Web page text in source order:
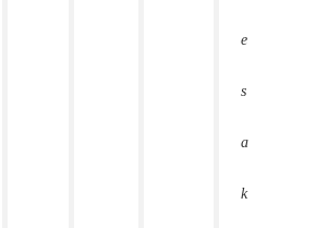
e
s
a
k